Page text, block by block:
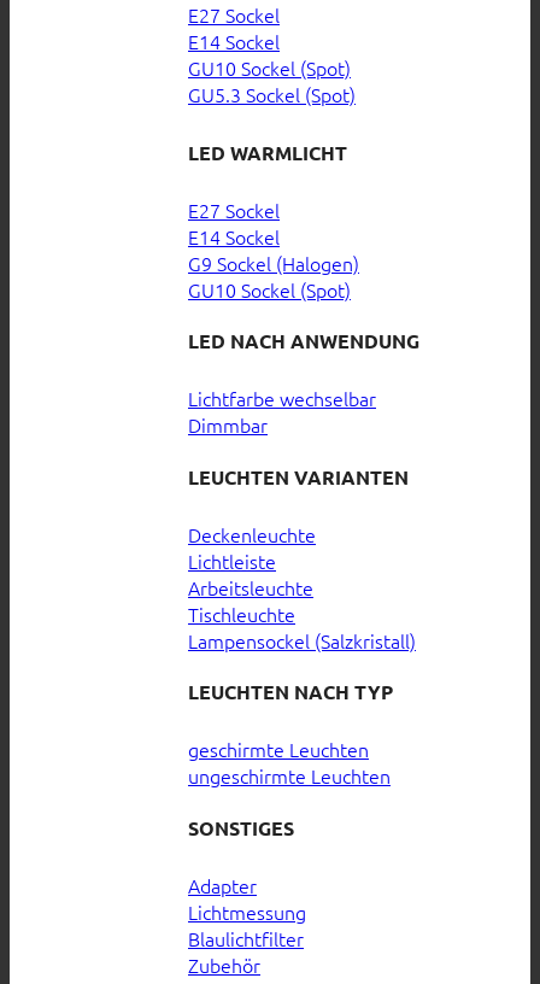
E27 Sockel
E14 Sockel
GU10 Sockel (Spot)
GU5.3 Sockel (Spot)
LED WARMLICHT
E27 Sockel
E14 Sockel
G9 Sockel (Halogen)
GU10 Sockel (Spot)
LED NACH ANWENDUNG
Lichtfarbe wechselbar
Dimmbar
LEUCHTEN VARIANTEN
Deckenleuchte
Lichtleiste
Arbeitsleuchte
Tischleuchte
Lampensockel (Salzkristall)
LEUCHTEN NACH TYP
geschirmte Leuchten
ungeschirmte Leuchten
SONSTIGES
Adapter
Lichtmessung
Blaulichtfilter
Zubehör